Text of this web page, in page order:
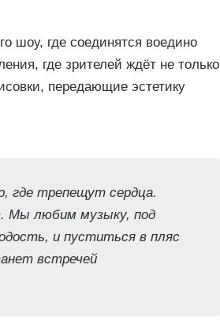
шоу, где соединятся воедино
где зрителей ждёт не только
передающие эстетику
где трепещут сердца.
Мы любим музыку, под
и пуститься в пляс
встречей